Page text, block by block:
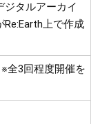
ジタルアーカイ
上で作成
全3回程度開催を